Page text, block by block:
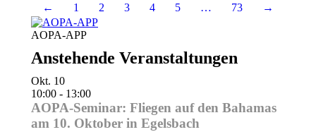
← 1 2 3 4 5 … 73 →
AOPA-APP
Anstehende Veranstaltungen
Okt. 10
10:00 - 13:00
AOPA-Seminar: Fliegen auf den Bahamas
am 10. Oktober in Egelsbach